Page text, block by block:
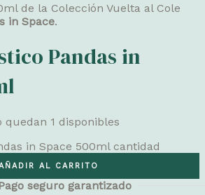
de la Colección Vuelta al Cole
in Space.
Pandas in
quedan 1 disponibles
in Space 500ml cantidad
AL CARRITO
seguro garantizado